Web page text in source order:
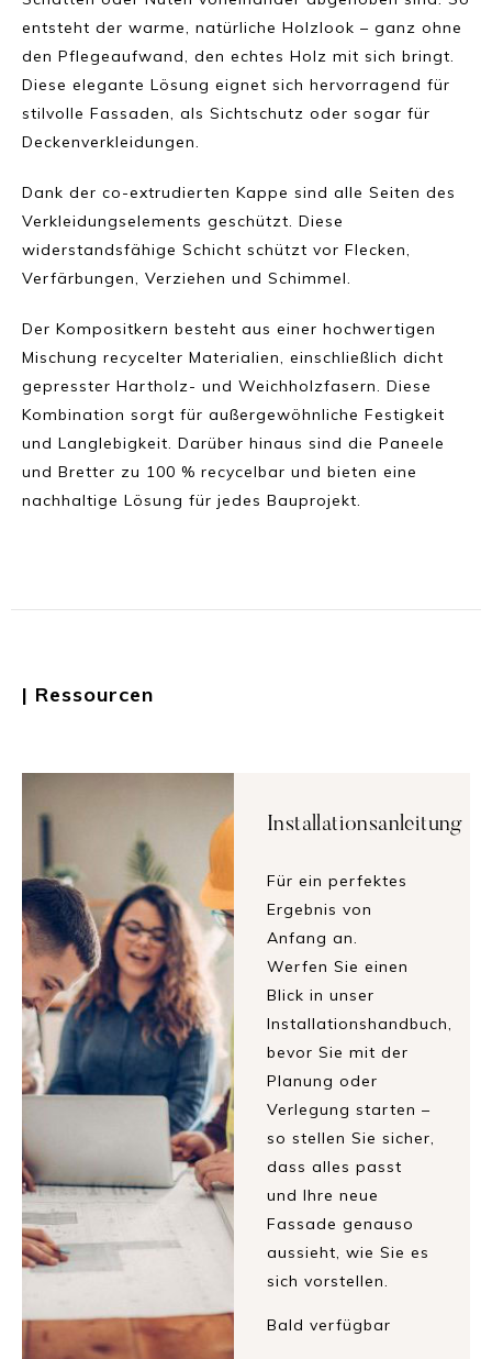
entsteht der warme, natürliche Holzlook – ganz ohne
den Pflegeaufwand, den echtes Holz mit sich bringt.
Diese elegante Lösung eignet sich hervorragend für
stilvolle Fassaden, als Sichtschutz oder sogar für
Deckenverkleidungen.
Dank der co-extrudierten Kappe sind alle Seiten des
Verkleidungselements geschützt. Diese
widerstandsfähige Schicht schützt vor Flecken,
Verfärbungen, Verziehen und Schimmel.
Der Kompositkern besteht aus einer hochwertigen
Mischung recycelter Materialien, einschließlich dicht
gepresster Hartholz- und Weichholzfasern. Diese
Kombination sorgt für außergewöhnliche Festigkeit
und Langlebigkeit. Darüber hinaus sind die Paneele
und Bretter zu 100 % recycelbar und bieten eine
nachhaltige Lösung für jedes Bauprojekt.
| Ressourcen
Installationsanleitung
Für ein perfektes
Ergebnis von
Anfang an.
Werfen Sie einen
Blick in unser
Installationshandbuch,
bevor Sie mit der
Planung oder
Verlegung starten –
so stellen Sie sicher,
dass alles passt
und Ihre neue
Fassade genauso
aussieht, wie Sie es
sich vorstellen.
Bald verfügbar